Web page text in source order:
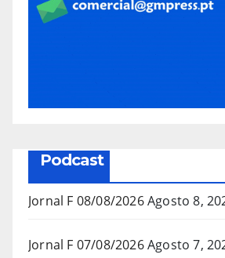
Podcast
Jornal F 08/08/2026Agosto 8,
Jornal F 07/08/2026Agosto 7,